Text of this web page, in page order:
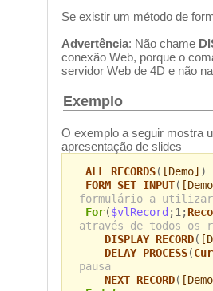
Se existir um método de
Advertência: Não chame
conexão Web, porque o
servidor Web de 4D e não
Exemplo
O exemplo a seguir mostra
apresentação de slides
ALL RECORDS( [Demo] )
FORM SET INPUT(
formulário a utilizar
For($vlRecord ;1;
através de todos os
DISPLAY RECORD(
DELAY PROCESS(
pausa
NEXT RECORD(